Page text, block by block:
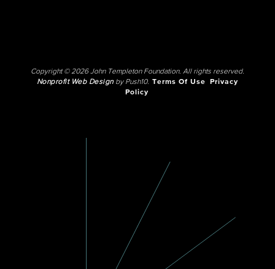
Copyright © 2026 John Templeton Foundation. All rights reserved.
Nonprofit Web Designby Push10. Terms Of Use
Privacy
Policy